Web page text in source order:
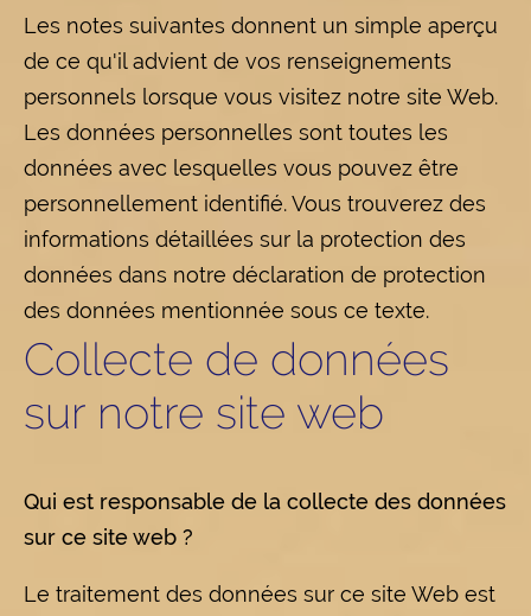
Les notes suivantes donnent un simple aperçu
de ce qu'il advient de vos renseignements
personnels lorsque vous visitez notre site Web.
Les données personnelles sont toutes les
données avec lesquelles vous pouvez être
personnellement identifié. Vous trouverez des
informations détaillées sur la protection des
données dans notre déclaration de protection
des données mentionnée sous ce texte.
Collecte de données
sur notre site web
Qui est responsable de la collecte des données
sur ce site web ?
Le traitement des données sur ce site Web est